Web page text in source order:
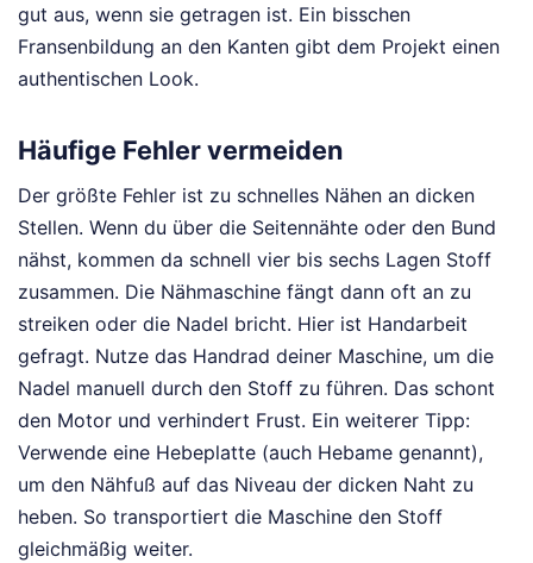
gut aus, wenn sie getragen ist. Ein bisschen
Fransenbildung an den Kanten gibt dem Projekt einen
authentischen Look.
Häufige Fehler vermeiden
Der größte Fehler ist zu schnelles Nähen an dicken
Stellen. Wenn du über die Seitennähte oder den Bund
nähst, kommen da schnell vier bis sechs Lagen Stoff
zusammen. Die Nähmaschine fängt dann oft an zu
streiken oder die Nadel bricht. Hier ist Handarbeit
gefragt. Nutze das Handrad deiner Maschine, um die
Nadel manuell durch den Stoff zu führen. Das schont
den Motor und verhindert Frust. Ein weiterer Tipp:
Verwende eine Hebeplatte (auch Hebame genannt),
um den Nähfuß auf das Niveau der dicken Naht zu
heben. So transportiert die Maschine den Stoff
gleichmäßig weiter.